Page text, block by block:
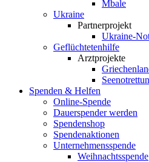
Mbale
Ukraine
Partnerprojekt
Ukraine-
Geflüchtetenhilfe
Arztprojekte
Spenden & Helfen
Online-Spende
Dauerspender werden
Spendenshop
Spendenaktionen
Unternehmens­spende
Weihnachtsspende